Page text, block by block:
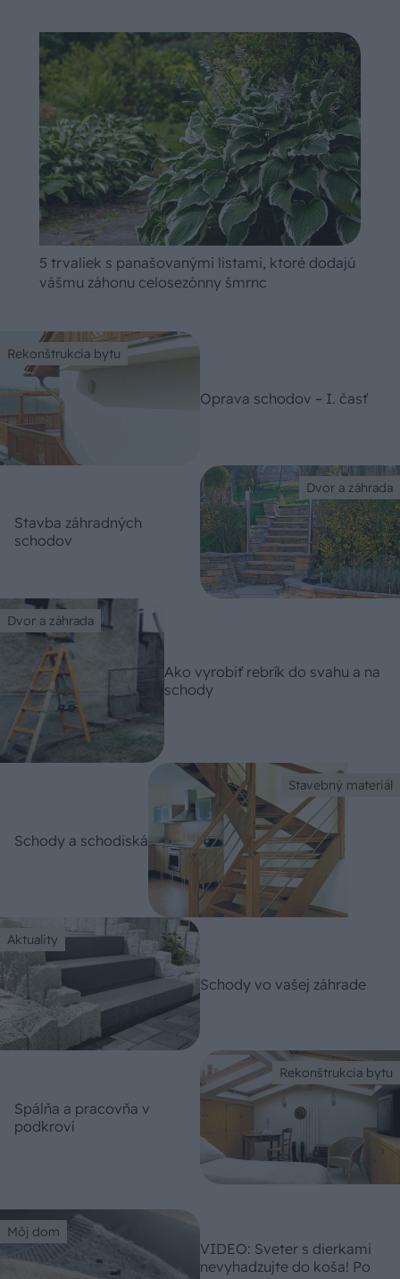
5 trvaliek s panašovanými listami, ktoré dodajú
vášmu záhonu celosezónny šmrnc
Rekonštrukcia bytu
Oprava schodov – I. časť
Dvor a záhrada
Stavba záhradných
schodov
Dvor a záhrada
Ako vyrobiť rebrík do svahu a na
schody
Stavebný materiál
Schody a schodiská
Aktuality
Schody vo vašej záhrade
Rekonštrukcia bytu
Spálňa a pracovňa v
podkroví
Môj dom
VIDEO: Sveter s dierkami
nevyhadzujte do koša! Po